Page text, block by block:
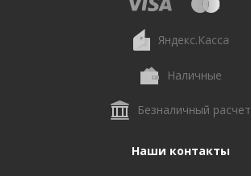
Яндекс.Касса
Наличные
Безналичный расчет
Наши контакты